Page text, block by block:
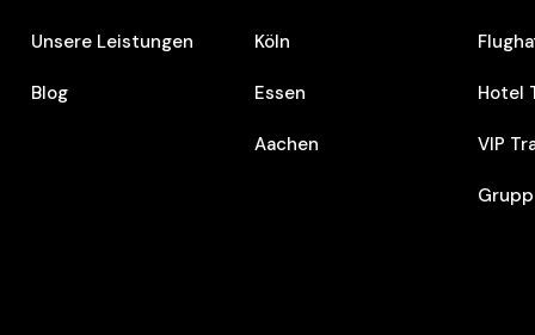
Unsere Leistungen
Blog
Köln
Essen
Aachen
Hotel
VIP